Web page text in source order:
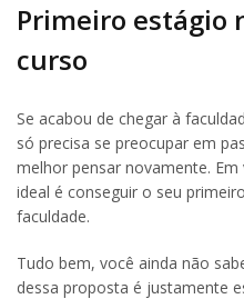
Primeiro estágio
curso
Se acabou de chegar à
só precisa se preocupar em
melhor pensar novamente.
ideal é conseguir o seu
faculdade.
Tudo bem, você ainda não
dessa proposta é justamente